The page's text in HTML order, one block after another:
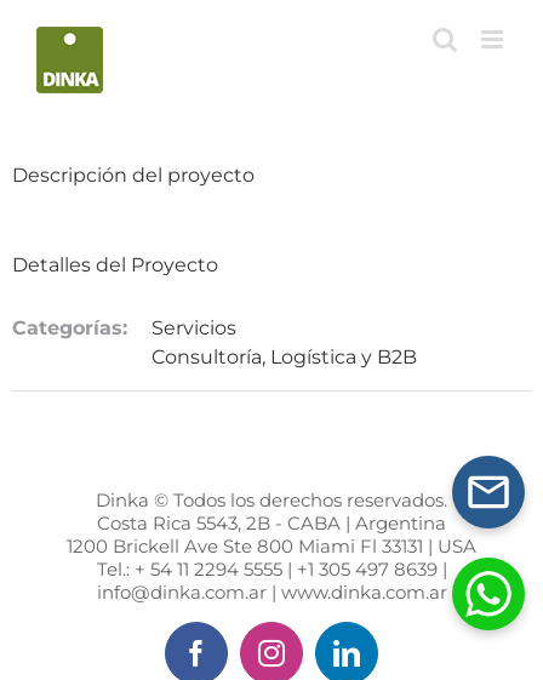
Descripción del proyecto
Detalles del Proyecto
Categorías:
Servicios
Consultoría, Logística y B2B
Dinka © Todos los derechos reservados.
Costa Rica 5543, 2B - CABA | Argentina
1200 Brickell Ave Ste 800 Miami Fl 33131 | USA
Tel.: + 54 11 2294 5555 | +1 305 497 8639 |
info@dinka.com.ar | www.dinka.com.ar
FacebookInstagramLinkedIn